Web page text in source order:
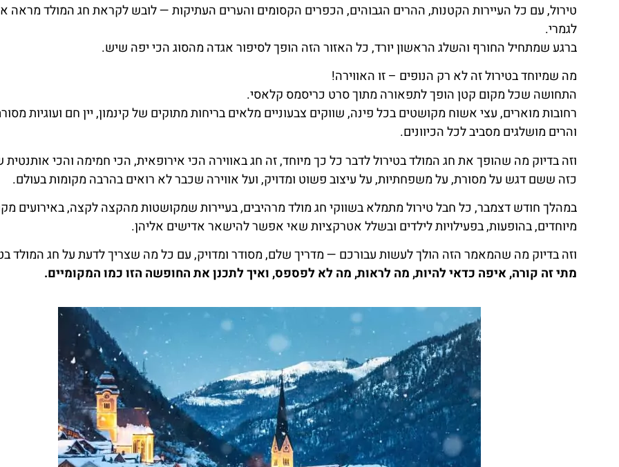
טירול, עם כל העיירות הקטנות, ההרים הגבוהים, הכפרים הקסומים והערים העתיקות — לובש לקראת חג המולד מראה
לגמרי.
ברגע שמתחיל החורף והשלג הראשון יורד, כל האזור הזה הופך לסיפור אגדה מהסוג הכי יפה שיש.
מה שמיוחד בטירול זה לא רק הנופים – זו האווירה!
התחושה שכל מקום קטן הופך לתפאורה מתוך סרט כריסמס קלאסי.
רחובות מוארים, עצי אשוח מקושטים בכל פינה, שווקים צבעוניים מלאים בריחות מתוקים של קינמון, יין חם ועוגיות
והרים מושלגים מסביב לכל הכיוונים.
וזה בדיוק מה שהופך את חג המולד בטירול לדבר כל כך מיוחד, זה חג באווירה הכי אירופאית, הכי חמימה והכי
כזה ששם דגש על מסורת, על משפחתיות, על עיצוב פשוט ומדויק, ועל אווירה שכבר לא רואים בהרבה מקומות בעולם.
במהלך חודש דצמבר, כל חבל טירול מתמלא בשווקי חג מולד מרהיבים, בעיירות שמקושטות מהקצה לקצה, באירועים
מיוחדים, בהופעות, בפעילויות לילדים ובשלל אטרקציות שאי אפשר להישאר אדישים אליהן.
וזה בדיוק מה שהמאמר הזה הולך לעשות עבורכם — מדריך שלם, מסודר ומדויק, עם כל מה שצריך לדעת על חג המולד
מתי זה קורה, איפה כדאי להיות, מה לראות, מה לא לפספס, ואיך לתכנן את החופשה הזו כמו המקומיים.